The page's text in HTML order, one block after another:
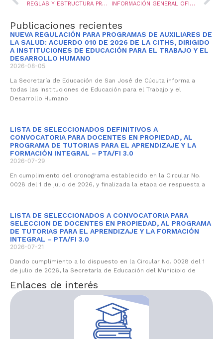
REGLAS Y ESTRUCTURA PROCESO DE EVALUACIÓN VOLUNTARIA EDUCADORES OFICIALES REGIDOS DECRETO 1278 DE 2002 INFORMACIÓN GENERAL OFICINA DE INSPECCIÓN Y VIGILANCIA
Publicaciones recientes
NUEVA REGULACIÓN PARA PROGRAMAS DE AUXILIARES DE
LA SALUD: ACUERDO 010 DE 2026 DE LA CITHS, DIRIGIDO
A INSTITUCIONES DE EDUCACIÓN PARA EL TRABAJO Y EL
DESARROLLO HUMANO
2026-08-05
La Secretaría de Educación de San José de Cúcuta informa a
todas las Instituciones de Educación para el Trabajo y el
Desarrollo Humano
LISTA DE SELECCIONADOS DEFINITIVOS A
CONVOCATORIA PARA DOCENTES EN PROPIEDAD, AL
PROGRAMA DE TUTORIAS PARA EL APRENDIZAJE Y LA
FORMACIÓN INTEGRAL – PTA/FI 3.0
2026-07-29
En cumplimiento del cronograma establecido en la Circular No.
0028 del 1 de julio de 2026, y finalizada la etapa de respuesta a
LISTA DE SELECCIONADOS A CONVOCATORIA PARA
SELECCION DE DOCENTES EN PROPIEDAD, AL PROGRAMA
DE TUTORIAS PARA EL APRENDIZAJE Y LA FORMACIÓN
INTEGRAL – PTA/FI 3.0
2026-07-21
Dando cumplimiento a lo dispuesto en la Circular No. 0028 del 1
de julio de 2026, la Secretaría de Educación del Municipio de
Enlaces de interés